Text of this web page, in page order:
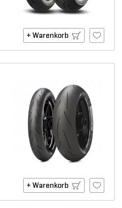
+ Warenkorb
+ Warenkorb